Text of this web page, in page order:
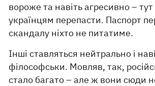
вороже та навіть агресивно –
українцям перепасти. Паспорт
скандалу ніхто не питатиме.
Інші ставляться нейтрально і
філософськи. Мовляв, так,
стало багато – але ж вони сюди